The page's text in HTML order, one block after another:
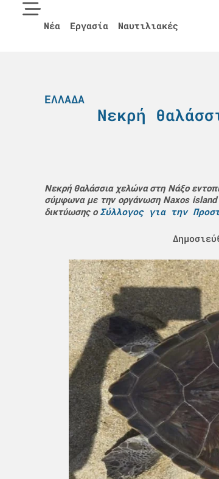
Νέα Εργασία Ναυτιλιακές
ΕΛΛΆΔΑ
Νεκρή
Νεκρή θαλάσσια χελώνα στη Νάξο
σύμφωνα με την οργάνωση Naxos island
δικτύωσης ο Σύλλογος για την